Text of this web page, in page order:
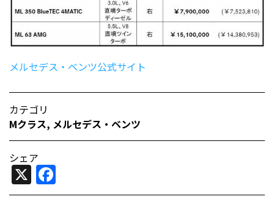
メルセデス・ベンツ公式サイト
カテゴリ
Mクラス, メルセデス・ベンツ
シェア
X